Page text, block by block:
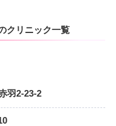
クリニック一覧
羽2-23-2